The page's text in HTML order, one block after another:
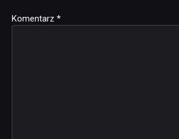
Komentarz *
Alternative: